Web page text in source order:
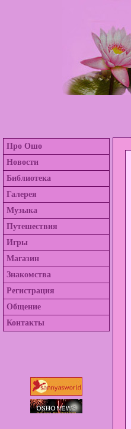
Про Ошо
Новости
Библиотека
Галерея
Музыка
Путешествия
Игры
Магазин
Знакомства
Регистрация
Общение
Контакты